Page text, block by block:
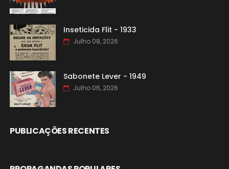
Inseticida Flit - 1933
Julho 08, 2026
Sabonete Lever - 1949
Julho 06, 2026
PUBLICAÇÕES RECENTES